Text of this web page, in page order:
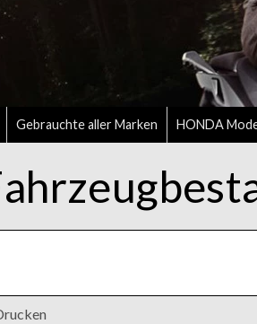
Gebrauchte aller Marken HONDA